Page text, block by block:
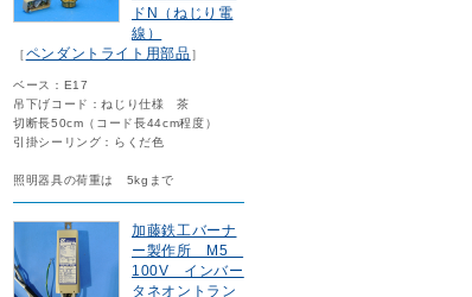
ドN（ねじり電
線）
［ペンダントライト用部品］
ベース：E17
吊下げコード：ねじり仕様 茶
切断長50cm（コード長44cm程度）
引掛シーリング：らくだ色
照明器具の荷重は 5kgまで
加藤鉄工バーナ
ー製作所 M5
100V インバー
タネオントラン